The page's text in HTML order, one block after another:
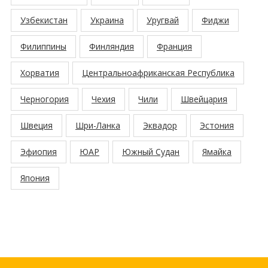
Узбекистан Украина Уругвай Фиджи
Филиппины Финляндия Франция
Хорватия Центральноафриканская Республика
Черногория Чехия Чили Швейцария
Швеция Шри-Ланка Эквадор Эстония
Эфиопия ЮАР Южный Судан Ямайка
Япония